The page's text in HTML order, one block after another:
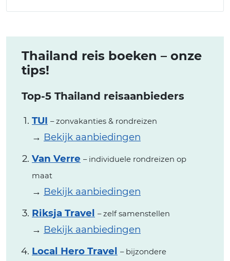
Thailand reis boeken – onze
tips!
Top-5 Thailand reisaanbieders
TUI – zonvakanties & rondreizen
→ Bekijk aanbiedingen
Van Verre – individuele rondreizen op
maat
→ Bekijk aanbiedingen
Riksja Travel – zelf samenstellen
→ Bekijk aanbiedingen
Local Hero Travel – bijzondere